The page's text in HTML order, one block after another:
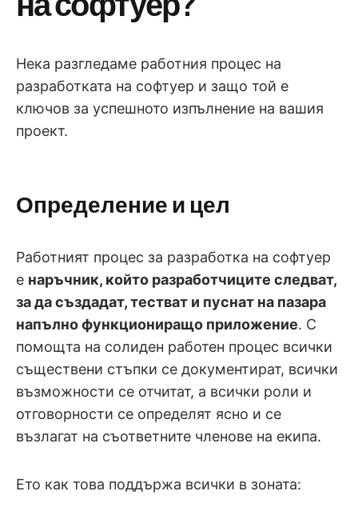
Нека разгледаме работния процес на
разработката на софтуер и защо той е
ключов за успешното изпълнение на вашия
проект.
Определение и цел
Работният процес за разработка на софтуер
е наръчник, който разработчиците следват,
за да създадат, тестват и пуснат на пазара
напълно функциониращо приложение. С
помощта на солиден работен процес всички
съществени стъпки се документират, всички
възможности се отчитат, а всички роли и
отговорности се определят ясно и се
възлагат на съответните членове на екипа.
Ето как това поддържа всички в зоната: